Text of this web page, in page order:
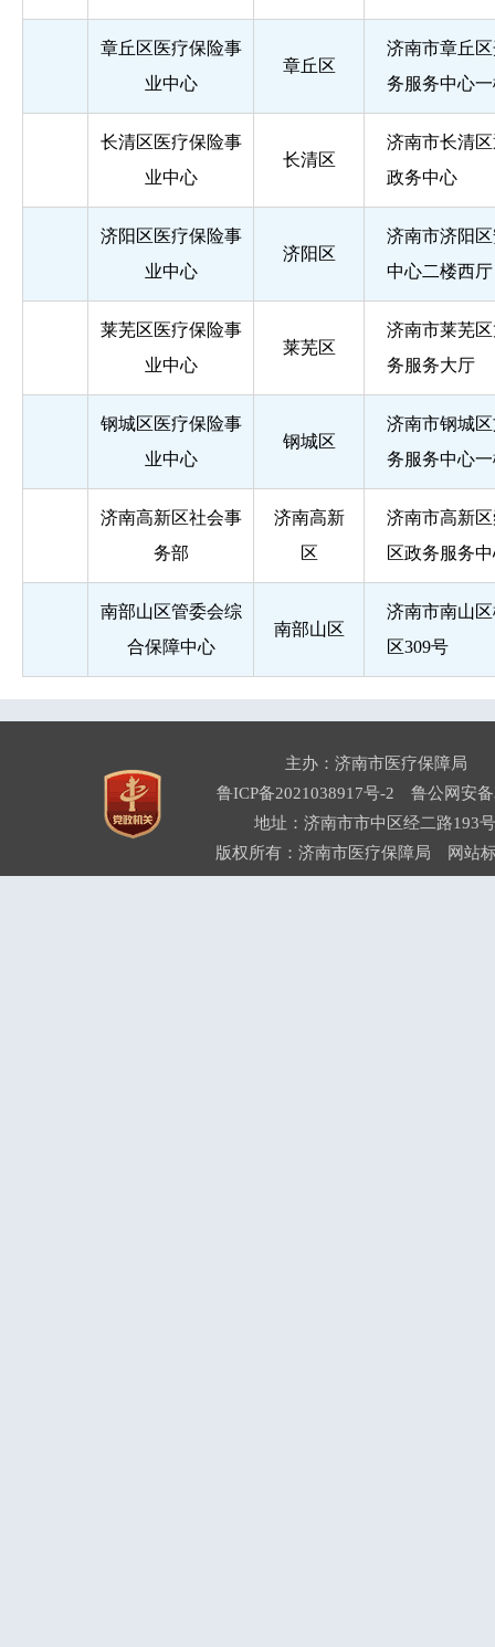
章丘区医疗保险事
业中心
章丘区
济南市章丘
务服务中心
长清区医疗保险事
业中心
长清区
济南市长清
政务中心
济阳区医疗保险事
业中心
济阳区
济南市济阳
中心二楼西厅
莱芜区医疗保险事
业中心
莱芜区
济南市莱芜
务服务大厅
钢城区医疗保险事
业中心
钢城区
济南市钢城
务服务中心
济南高新区社会事
务部
济南高新
区
济南市高新
区政务服务
南部山区管委会综
合保障中心
南部山区
济南市南山
区309号
主办：济南市医疗保障局
鲁ICP备2021038917号-2
鲁公网安
地址：济南市市中区经二路193
版权所有：济南市医疗保障局 网站